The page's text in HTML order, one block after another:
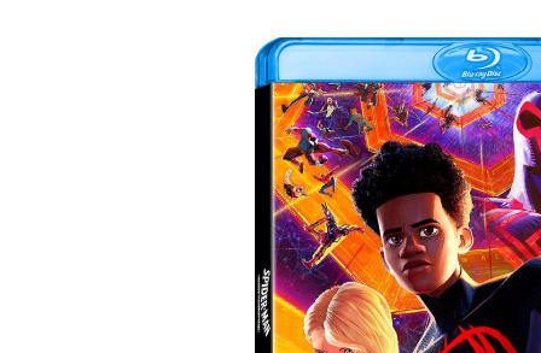
Bildergalerie überspringen